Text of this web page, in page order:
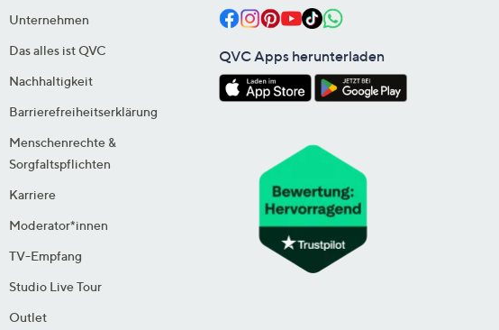
Unternehmen
Das alles ist QVC
Nachhaltigkeit
Barrierefreiheitserklärung
Menschenrechte &
Sorgfaltspflichten
Karriere
Moderator*innen
TV-Empfang
Studio Live Tour
Outlet
QVC Apps herunterladen